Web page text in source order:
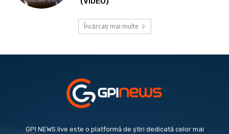
Încărcați mai multe
GPI NEWS.live este o platformă de știri dedicată celor mai